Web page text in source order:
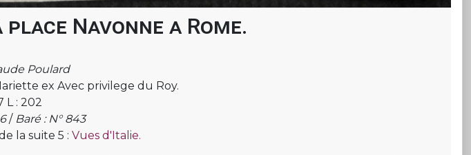
Navonne a Rome.
Poulard
ex Avec privilege du Roy.
L : 202
/ Baré : N° 843
la suite 5 : Vues d'Italie.